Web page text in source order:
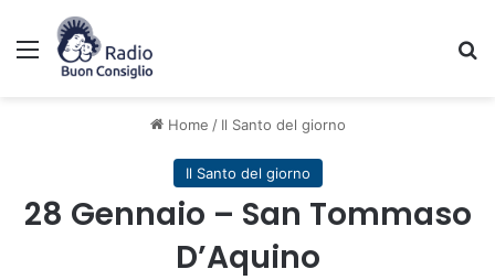
Menu
Home / Il Santo del giorno
Il Santo del giorno
28 Gennaio – San Tommaso
D’Aquino